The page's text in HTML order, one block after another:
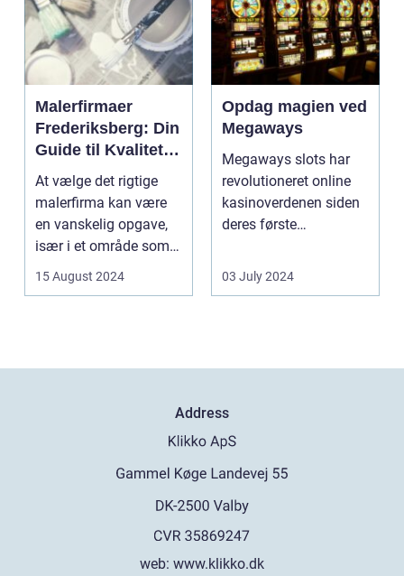
Malerfirmaer
Frederiksberg: Din
Guide til Kvalitet
og Service
At vælge det rigtige
malerfirma kan være
en vanskelig opgave,
især i et område som
15 August 2024
Opdag magien ved
Megaways
Megaways slots har
revolutioneret online
kasinoverdenen siden
deres første
spillea...
03 July 2024
Address
web: www.klikko.dk